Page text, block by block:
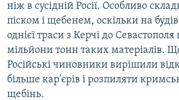
ніж в сусідній Росії. Особливо
піском і щебенем, оскільки на
однієї траси з Керчі до Севастополя
мільйони тонн таких матеріалів.
Російські чиновники вирішили
більше кар'єрів і розпиляти
щебінь.